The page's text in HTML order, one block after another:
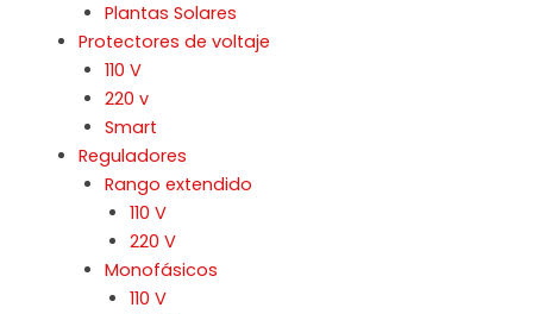
Plantas Solares
Protectores de voltaje
110 V
220 v
Smart
Reguladores
Rango extendido
110 V
220 V
Monofásicos
110 V